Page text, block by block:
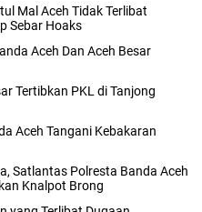
Mal Aceh Tidak Terlibat
Sebar Hoaks
Aceh Dan Aceh Besar
Tertibkan PKL di Tanjong
Aceh Tangani Kebakaran
Satlantas Polresta Banda Aceh
Knalpot Brong